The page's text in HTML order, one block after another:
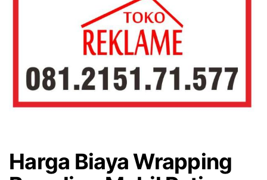
Harga Biaya Wrapping